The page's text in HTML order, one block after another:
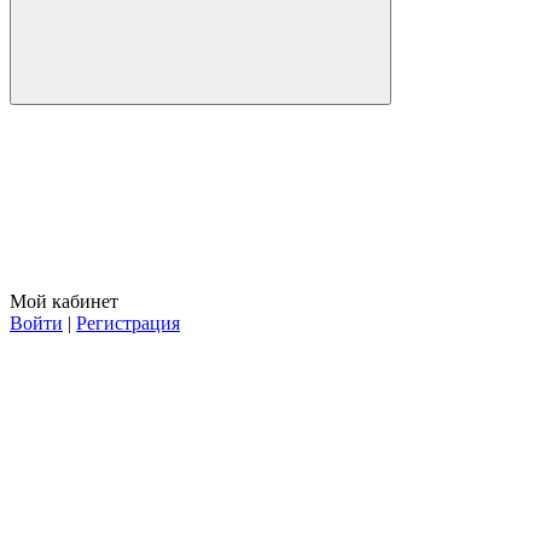
Мой кабинет
Войти | Регистрация